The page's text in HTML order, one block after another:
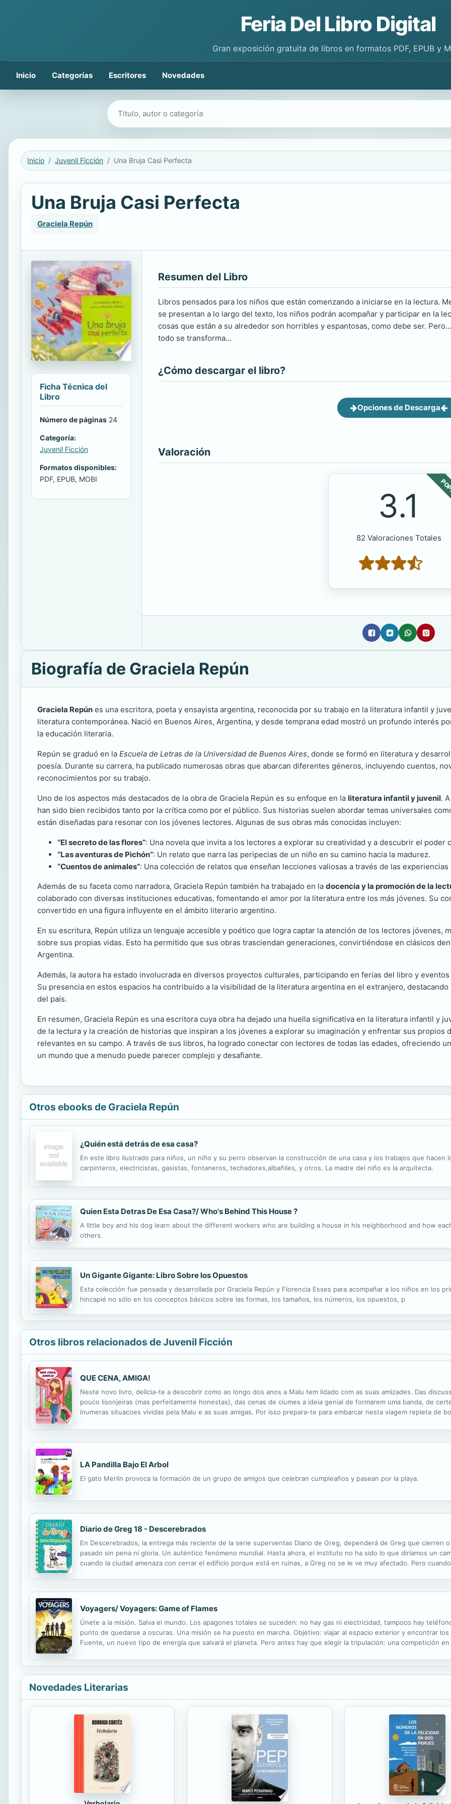
Feria Del Libro Digital
Gran exposición gratuita de libros en formatos PDF, EPUB y
Inicio Categorías Escritores Novedades
Buscar libros
Inicio Juvenil Ficción Una Bruja Casi Perfecta
Una Bruja Casi Perfecta
Graciela Repún
Ficha Técnica del
Libro
Número de páginas 24
Categoría:
Juvenil Ficción
Formatos disponibles:
PDF, EPUB, MOBI
Resumen del Libro
Libros pensados para los niños que están comenzando a iniciarse en la lectura.
se presentan a lo largo del texto, los niños podrán acompañar y participar en la
cosas que están a su alrededor son horribles y espantosas, como debe ser.
todo se transforma...
¿Cómo descargar el libro?
Opciones de Descarga
Valoración
3.1
82 Valoraciones Totales
Biografía de Graciela Repún
Graciela Repún es una escritora, poeta y ensayista argentina, reconocida por su trabajo en la literatura infantil y
literatura contemporánea. Nació en Buenos Aires, Argentina, y desde temprana edad mostró un profundo interés
la educación literaria.
Repún se graduó en la Escuela de Letras de la Universidad de Buenos Aires, donde se formó en literatura y
poesía. Durante su carrera, ha publicado numerosas obras que abarcan diferentes géneros, incluyendo cuentos,
reconocimientos por su trabajo.
Uno de los aspectos más destacados de la obra de Graciela Repún es su enfoque en la literatura infantil y juvenil.
han sido bien recibidos tanto por la crítica como por el público. Sus historias suelen abordar temas universales
están diseñadas para resonar con los jóvenes lectores. Algunas de sus obras más conocidas incluyen:
“El secreto de las flores”: Una novela que invita a los lectores a explorar su creatividad y a descubrir el poder
“Las aventuras de Pichón”: Un relato que narra las peripecias de un niño en su camino hacia la madurez.
“Cuentos de animales”: Una colección de relatos que enseñan lecciones valiosas a través de las
Además de su faceta como narradora, Graciela Repún también ha trabajado en la docencia y la promoción de la
colaborado con diversas instituciones educativas, fomentando el amor por la literatura entre los más jóvenes. Su
convertido en una figura influyente en el ámbito literario argentino.
En su escritura, Repún utiliza un lenguaje accesible y poético que logra captar la atención de los lectores jóvenes,
sobre sus propias vidas. Esto ha permitido que sus obras trasciendan generaciones, convirtiéndose en clásicos
Argentina.
Además, la autora ha estado involucrada en diversos proyectos culturales, participando en ferias del libro y
Su presencia en estos espacios ha contribuido a la visibilidad de la literatura argentina en el extranjero,
del país.
En resumen, Graciela Repún es una escritora cuya obra ha dejado una huella significativa en la literatura infantil y
de la lectura y la creación de historias que inspiran a los jóvenes a explorar su imaginación y enfrentar sus propios
relevantes en su campo. A través de sus libros, ha logrado conectar con lectores de todas las edades, ofreciendo
un mundo que a menudo puede parecer complejo y desafiante.
Otros ebooks de Graciela Repún
¿Quién está detrás de esa casa?
En este libro ilustrado para niños, un niño y su perro observan la construcción de una casa y los trabajos que hacen
carpinteros, electricistas, gasistas, fontaneros, techadores,albañiles, y otros. La madre del niño es la arquitecta.
Quien Esta Detras De Esa Casa?/ Who's Behind This House ?
A little boy and his dog learn about the different workers who are building a house in his neighborhood and how
others.
Un Gigante Gigante: Libro Sobre los Opuestos
Esta colección fue pensada y desarrollada por Graciela Repún y Florencia Esses para acompañar a los niños en los
hincapié no sólo en los conceptos básicos sobre las formas, los tamaños, los números, los opuestos, p
Otros libros relacionados de Juvenil Ficción
QUE CENA, AMIGA!
Neste novo livro, delicia-te a descobrir como ao longo dos anos a Malu tem lidado com as suas amizades. Das
pouco lisonjeiras (mas perfeitamente honestas), das cenas de ciumes a ideia genial de formarem uma banda, de
inumeras situacoes vividas pela Malu e as suas amigas. Por isso prepara-te para embarcar nesta viagem repleta de
LA Pandilla Bajo El Arbol
El gato Merlín provoca la formación de un grupo de amigos que celebran cumpleaños y pasean por la playa.
Diario de Greg 18 - Descerebrados
En Descerebrados, la entrega más reciente de la serie superventas Diario de Greg, dependerá de Greg que cierren
pasado sin pena ni gloria. Un auténtico fenómeno mundial. Hasta ahora, el instituto no ha sido lo que diríamos un
cuando la ciudad amenaza con cerrar el edificio porque está en ruinas, a Greg no se le ve muy afectado. Pero
Voyagers/ Voyagers: Game of Flames
Únete a la misión. Salva el mundo. Los apagones totales se suceden: no hay gas ni electricidad, tampoco hay
punto de quedarse a oscuras. Una misión se ha puesto en marcha. Objetivo: viajar al espacio exterior y encontrar
Fuente, un nuevo tipo de energía que salvará el planeta. Pero antes hay que elegir la tripulación: una competición
Novedades Literarias